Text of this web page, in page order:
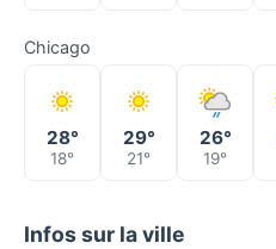
Chicago
28°
18°
29°
21°
26°
19°
Infos sur la ville